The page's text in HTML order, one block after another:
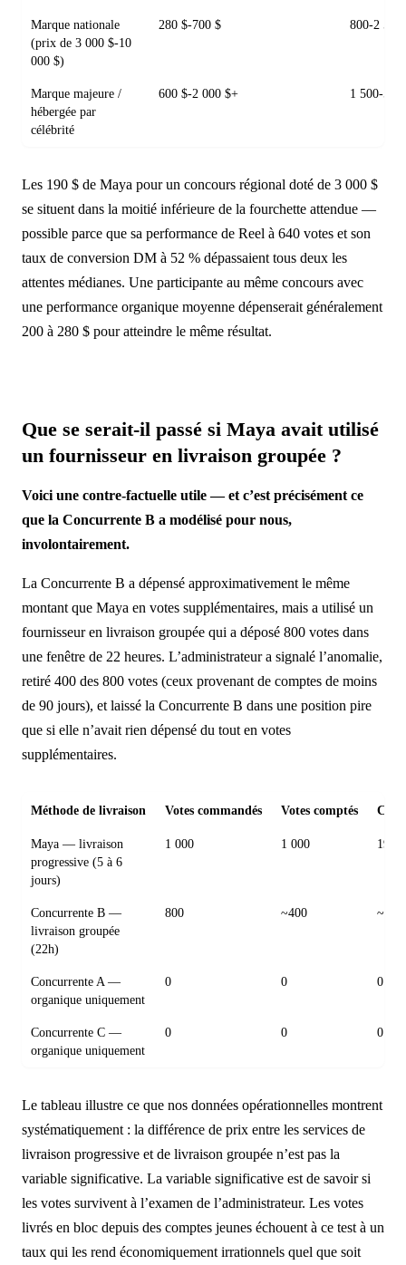
Marque nationale
(prix de 3 000 $-10
000 $)
280 $-700 $ 800-2 500
Marque majeure /
hébergée par
célébrité
600 $-2 000 $+ 1 500-5
Les 190 $ de Maya pour un concours régional doté de 3 000 $
se situent dans la moitié inférieure de la fourchette attendue —
possible parce que sa performance de Reel à 640 votes et son
taux de conversion DM à 52 % dépassaient tous deux les
attentes médianes. Une participante au même concours avec
une performance organique moyenne dépenserait généralement
200 à 280 $ pour atteindre le même résultat.
Que se serait-il passé si Maya avait utilisé
un fournisseur en livraison groupée ?
Voici une contre-factuelle utile — et c’est précisément ce
que la Concurrente B a modélisé pour nous,
involontairement.
La Concurrente B a dépensé approximativement le même
montant que Maya en votes supplémentaires, mais a utilisé un
fournisseur en livraison groupée qui a déposé 800 votes dans
une fenêtre de 22 heures. L’administrateur a signalé l’anomalie,
retiré 400 des 800 votes (ceux provenant de comptes de moins
de 90 jours), et laissé la Concurrente B dans une position pire
que si elle n’avait rien dépensé du tout en votes
supplémentaires.
Méthode de livraison Votes commandés Votes comptés
Maya — livraison
progressive (5 à 6
jours)
1 000 1 000 190 $
Concurrente B —
livraison groupée
(22h)
800 ~400 ~160
Concurrente A —
organique uniquement
0 0 0 $
Concurrente C —
organique uniquement
0 0 0 $
Le tableau illustre ce que nos données opérationnelles montrent
systématiquement : la différence de prix entre les services de
livraison progressive et de livraison groupée n’est pas la
variable significative. La variable significative est de savoir si
les votes survivent à l’examen de l’administrateur. Les votes
livrés en bloc depuis des comptes jeunes échouent à ce test à un
taux qui les rend économiquement irrationnels quel que soit